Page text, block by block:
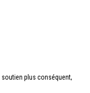
plus conséquent,